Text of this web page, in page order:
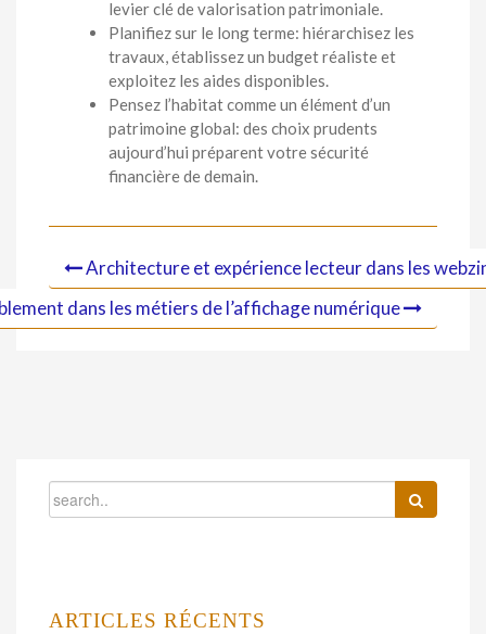
levier clé de valorisation patrimoniale.
Planifiez sur le long terme: hiérarchisez les
travaux, établissez un budget réaliste et
exploitez les aides disponibles.
Pensez l’habitat comme un élément d’un
patrimoine global: des choix prudents
aujourd’hui préparent votre sécurité
financière de demain.
Architecture et expérience lecteur dans les
dans les métiers de l’affichage numérique
ARTICLES RÉCENTS